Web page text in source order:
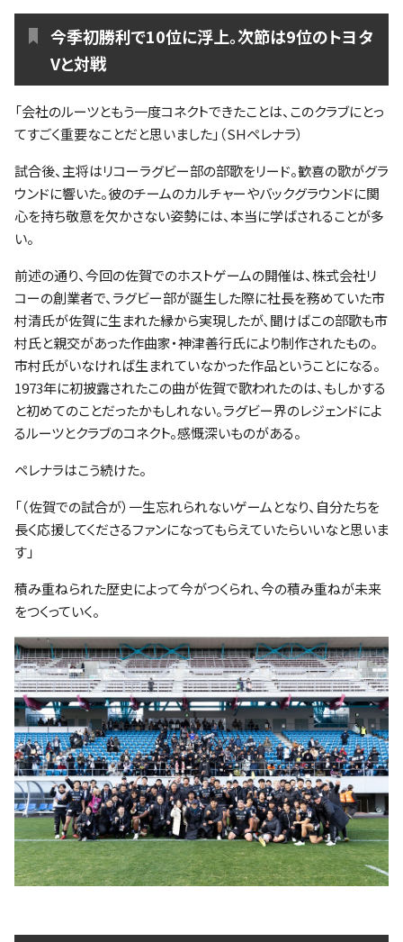
今季初勝利で10位に浮上。次節は9位のトヨタ
Vと対戦
「会社のルーツともう一度コネクトできたことは、このクラブにとっ
てすごく重要なことだと思いました」（SHペレナラ）
試合後、主将はリコーラグビー部の部歌をリード。歓喜の歌がグラ
ウンドに響いた。彼のチームのカルチャーやバックグラウンドに関
心を持ち敬意を欠かさない姿勢には、本当に学ばされることが多
い。
前述の通り、今回の佐賀でのホストゲームの開催は、株式会社リ
コーの創業者で、ラグビー部が誕生した際に社長を務めていた市
村清氏が佐賀に生まれた縁から実現したが、聞けばこの部歌も市
村氏と親交があった作曲家・神津善行氏により制作されたもの。
市村氏がいなければ生まれていなかった作品ということになる。
1973年に初披露されたこの曲が佐賀で歌われたのは、もしかする
と初めてのことだったかもしれない。ラグビー界のレジェンドによ
るルーツとクラブのコネクト。感慨深いものがある。
ペレナラはこう続けた。
「（佐賀での試合が）一生忘れられないゲームとなり、自分たちを
長く応援してくださるファンになってもらえていたらいいなと思いま
す」
積み重ねられた歴史によって今がつくられ、今の積み重ねが未来
をつくっていく。